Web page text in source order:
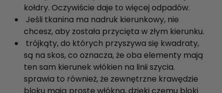
kołdry. Oczywiście daje to więcej odpadów.
Jeśli tkanina ma nadruk kierunkowy, nie
chcesz, aby została przycięta w złym kierunku.
trójkąty, do których przyszywa się kwadraty,
są na skos, co oznacza, że oba elementy mają
ten sam kierunek włókien na linii szycia.
sprawia to również, że zewnętrzne krawędzie